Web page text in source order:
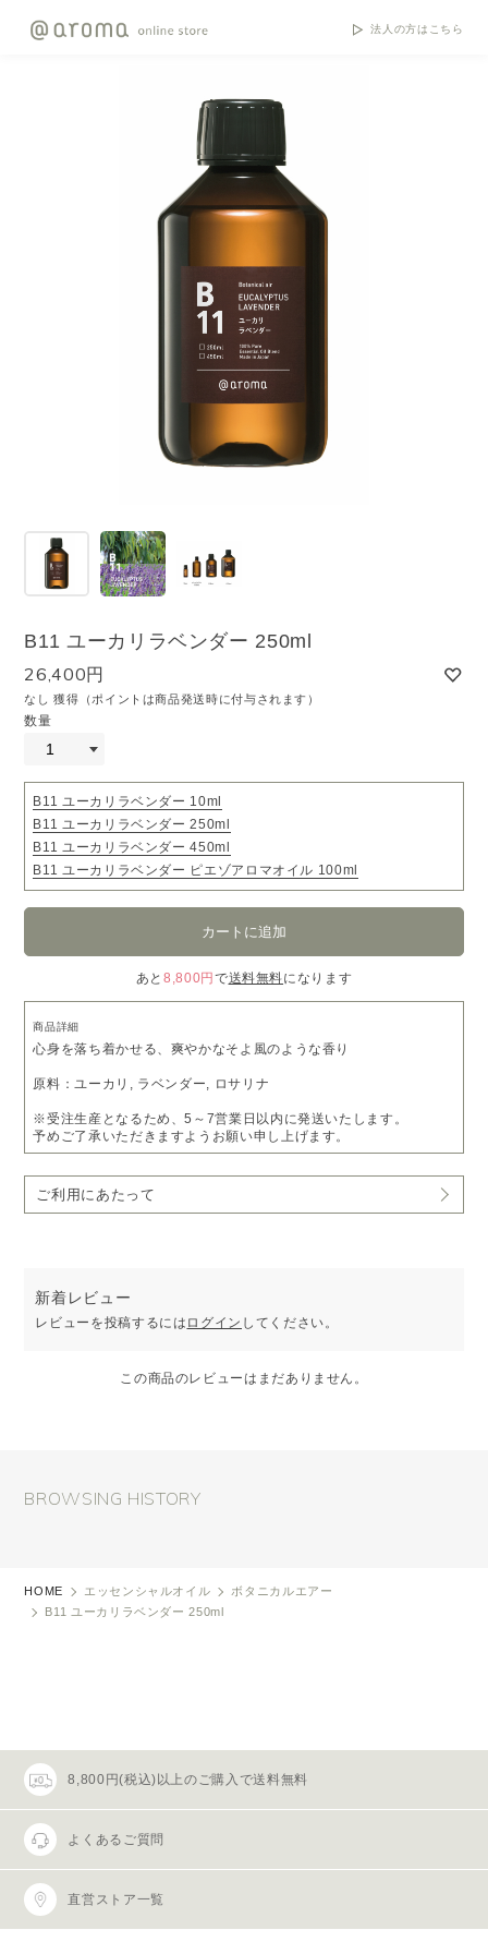
法人の方はこちら
B11 ユーカリラベンダー 250ml
26,400円
なし 獲得（ポイントは商品発送時に付与されます）
数量
B11 ユーカリラベンダー 10ml
B11 ユーカリラベンダー 250ml
B11 ユーカリラベンダー 450ml
B11 ユーカリラベンダー ピエゾアロマオイル 100ml
あと8,800円 で送料無料になります
商品詳細
心身を落ち着かせる、爽やかなそよ風のような香り
原料：ユーカリ, ラベンダー, ロサリナ
※受注生産となるため、5～7営業日以内に発送いたします。
予めご了承いただきますようお願い申し上げます。
ご利用にあたって
新着レビュー
レビューを投稿するには ログイン してください。
この商品のレビューはまだありません。
BROWSING HISTORY
HOME エッセンシャルオイル
ボタニカルエアー
B11 ユーカリラベンダー 250ml
8,800円(税込)以上のご購入で送料無料
よくあるご質問
直営ストア一覧